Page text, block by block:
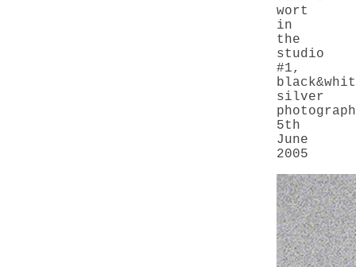
wort
in
the
studio
#1,
silver
5th
June
2005